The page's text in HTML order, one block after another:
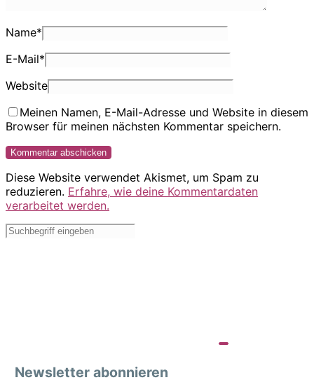
Name*
E-Mail*
Website
Meinen Namen, E-Mail-Adresse und Website in diesem
Browser für meinen nächsten Kommentar speichern.
Diese Website verwendet Akismet, um Spam zu
reduzieren. Erfahre, wie deine Kommentardaten
verarbeitet werden.
Newsletter abonnieren